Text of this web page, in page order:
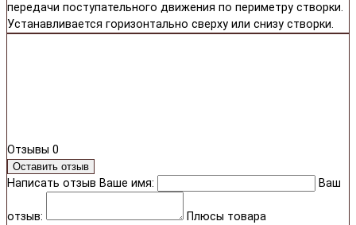
передачи поступательного движения по периметру створки.
Устанавливается горизонтально сверху или снизу створки.
Отзывы 0
Оставить отзыв
Написать отзыв Ваше имя: Ваш
отзыв: Плюсы товара